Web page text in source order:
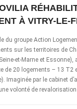
À VITRY-LE-
du groupe Action
sur les territoires de
et-Marne et
de 20 logements – 13 T2
Imaginée par le cabinet
volonté de